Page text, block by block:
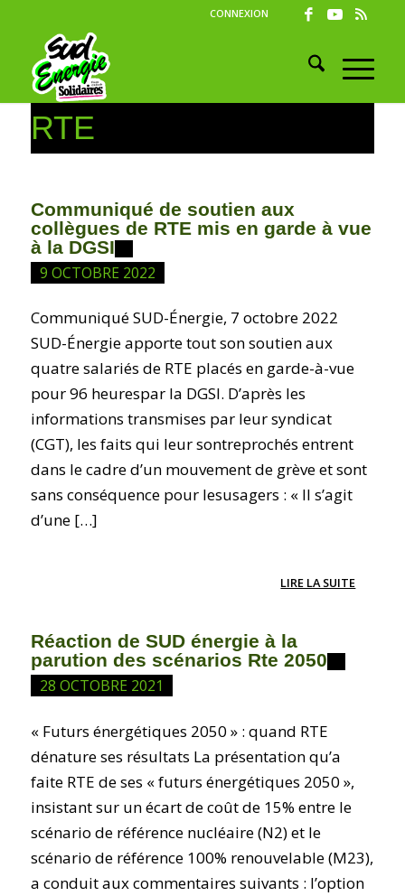
CONNEXION
RTE
Communiqué de soutien aux
collègues de RTE mis en garde à vue
à la DGSI
9 OCTOBRE 2022
Communiqué SUD-Énergie, 7 octobre 2022
SUD-Énergie apporte tout son soutien aux
quatre salariés de RTE placés en garde-à-vue
pour 96 heurespar la DGSI. D’après les
informations transmises par leur syndicat
(CGT), les faits qui leur sontreprochés entrent
dans le cadre d’un mouvement de grève et sont
sans conséquence pour lesusagers : « Il s’agit
d’une […]
LIRE LA SUITE
Réaction de SUD énergie à la
parution des scénarios Rte 2050
28 OCTOBRE 2021
« Futurs énergétiques 2050 » : quand RTE
dénature ses résultats La présentation qu’a
faite RTE de ses « futurs énergétiques 2050 »,
insistant sur un écart de coût de 15% entre le
scénario de référence nucléaire (N2) et le
scénario de référence 100% renouvelable (M23),
a conduit aux commentaires suivants : l’option